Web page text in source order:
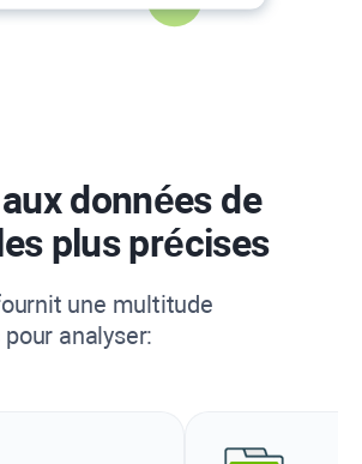
données de
plus précises
une multitude
analyser: